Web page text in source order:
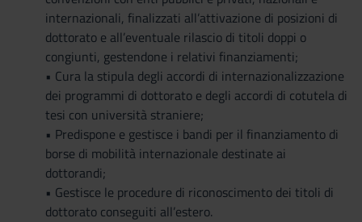
internazionali, finalizzati all’attivazione di posizioni di
dottorato e all’eventuale rilascio di titoli doppi o
congiunti, gestendone i relativi finanziamenti;
• Cura la stipula degli accordi di internazionalizzazione
dei programmi di dottorato e degli accordi di cotutela di
tesi con università straniere;
• Predispone e gestisce i bandi per il finanziamento di
borse di mobilità internazionale destinate ai
dottorandi;
• Gestisce le procedure di riconoscimento dei titoli di
dottorato conseguiti all’estero.